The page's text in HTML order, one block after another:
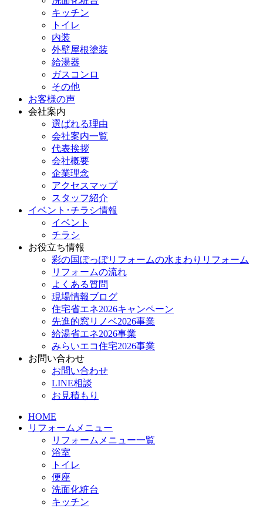
キッチン
トイレ
内装
外壁屋根塗装
給湯器
ガスコンロ
その他
お客様の声
会社案内
選ばれる理由
会社案内一覧
代表挨拶
会社概要
企業理念
アクセスマップ
スタッフ紹介
イベント･チラシ情報
イベント
チラシ
お役立ち情報
彩の国ぽっぽリフォームの水まわりリフォーム
リフォームの流れ
よくある質問
現場情報ブログ
住宅省エネ2026キャンペーン
先進的窓リノベ2026事業
給湯省エネ2026事業
みらいエコ住宅2026事業
お問い合わせ
お問い合わせ
LINE相談
お見積もり
HOME
リフォームメニュー
リフォームメニュー一覧
浴室
トイレ
便座
洗面化粧台
キッチン